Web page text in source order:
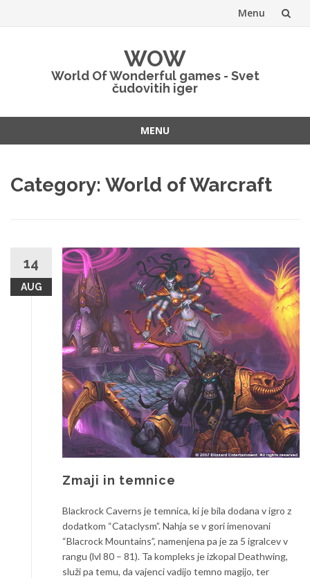
Menu
WOW
World Of Wonderful games - Svet
čudovitih iger
MENU
content
Category: World of Warcraft
14
AUG
Zmaji in temnice
Blackrock Caverns je temnica, ki je bila dodana v igro z
dodatkom “Cataclysm”. Nahja se v gori imenovani
“Blacrock Mountains”, namenjena pa je za 5 igralcev v
rangu (lvl 80 – 81). Ta kompleks je izkopal Deathwing,
služi pa temu, da vajenci vadijo temno magijo, ter